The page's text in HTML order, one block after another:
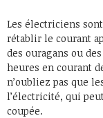
Les électriciens
rétablir le courant
des ouragans ou
heures en courant
n’oubliez pas que
l’électricité, qui
coupée.